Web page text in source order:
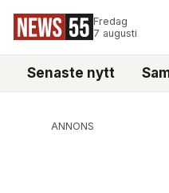
Fredag
7 augusti
Senaste nytt
ANNONS